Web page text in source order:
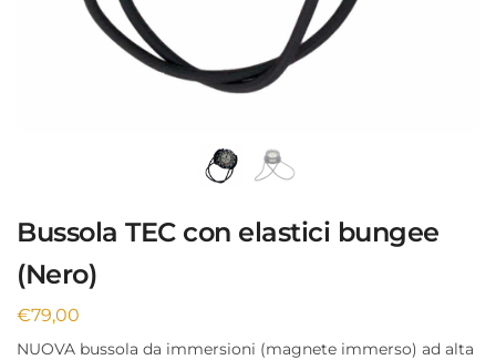
Bussola TEC con elastici bungee
(Nero)
€79,00
NUOVA bussola da immersioni (magnete immerso) ad alta